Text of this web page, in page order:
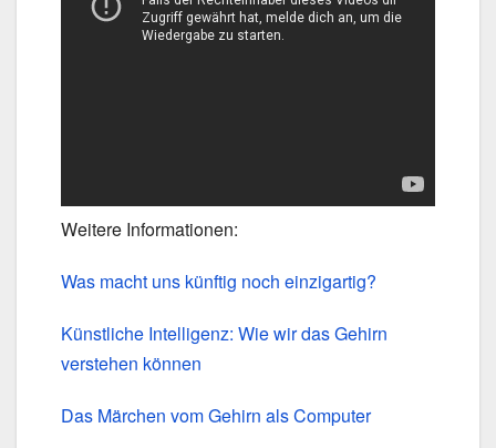
Weitere Informationen:
Was macht uns künftig noch einzigartig?
Künstliche Intelligenz: Wie wir das Gehirn
verstehen können
Das Märchen vom Gehirn als Computer